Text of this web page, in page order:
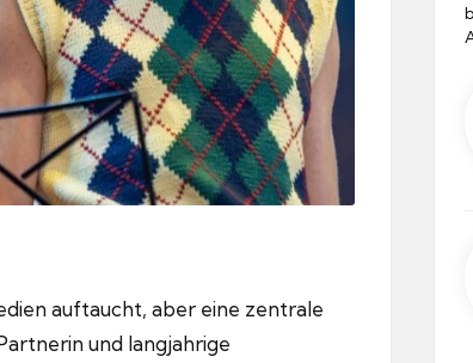
auftaucht, aber eine zentrale
und langjahrige